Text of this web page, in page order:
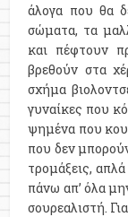
άλογα που θα
σώματα, τα
και πέφτουν
βρεθούν στα
σχήμα
γυναίκες που
ψημένα που
που δεν
τρομάξεις,
πάνω απ’ όλα
σουρεαλιστή.